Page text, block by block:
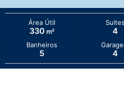
Área Útil
330 m²
Suítes
4
Banheiros
5 4